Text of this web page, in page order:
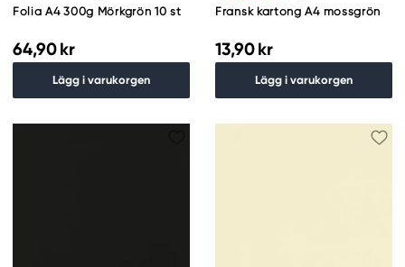
Folia A4 300g Mörkgrön 10 st
64,90 kr
Lägg i varukorgen
Fransk kartong A4 mossgrön
13,90 kr
Lägg i varukorgen